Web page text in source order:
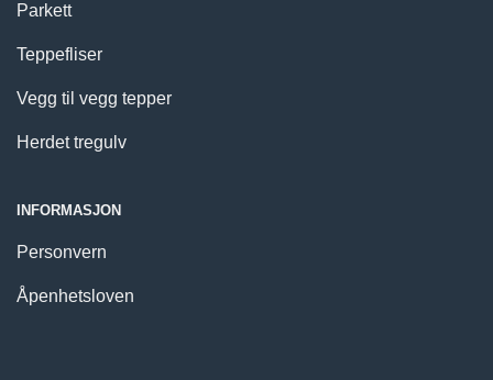
Parkett
Teppefliser
Vegg til vegg tepper
Herdet tregulv
INFORMASJON
Personvern
Åpenhetsloven